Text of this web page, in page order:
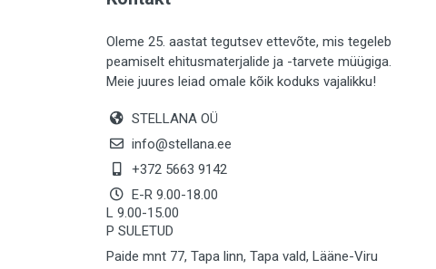
LIISTUD (183)
KIVID (31)
KATTED (132)
MAALRITARBED (1025)
SOOJUSTUS (16)
KEEMIA (220)
TÖÖRIIDED (117)
SAUN (8)
Oleme 25. aastat tegutsev ettevõte, mis tegeleb
peamiselt ehitusmaterjalide ja -tarvete müügiga.
Meie juures leiad omale kõik koduks vajalikku!
STELLANA OÜ
info@stellana.ee
+372 5663 9142
E-R 9.00-18.00
L 9.00-15.00
P SULETUD
Paide mnt 77, Tapa linn, Tapa vald, Lääne-Viru